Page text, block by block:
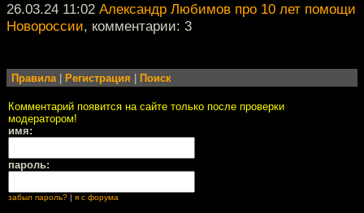
26.03.24 11:02 Александр Любимов про 10 лет помощи
Новороссии, комментарии: 3
Правила| Регистрация Поиск
Комментарий появится на сайте только после проверки
модератором!
имя:
пароль:
забыл пароль? я с форума